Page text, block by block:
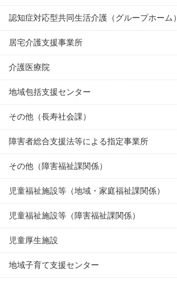
認知症対応型共同生活介護（グループホーム）
居宅介護支援事業所
介護医療院
地域包括支援センター
その他（長寿社会課）
障害者総合支援法等による指定事業所
その他（障害福祉課関係）
児童福祉施設等（地域・家庭福祉課関係）
児童福祉施設等（障害福祉課関係）
児童厚生施設
地域子育て支援センター